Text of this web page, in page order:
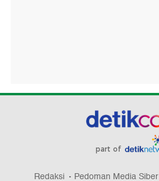
part of
Redaksi Pedoman Media Siber